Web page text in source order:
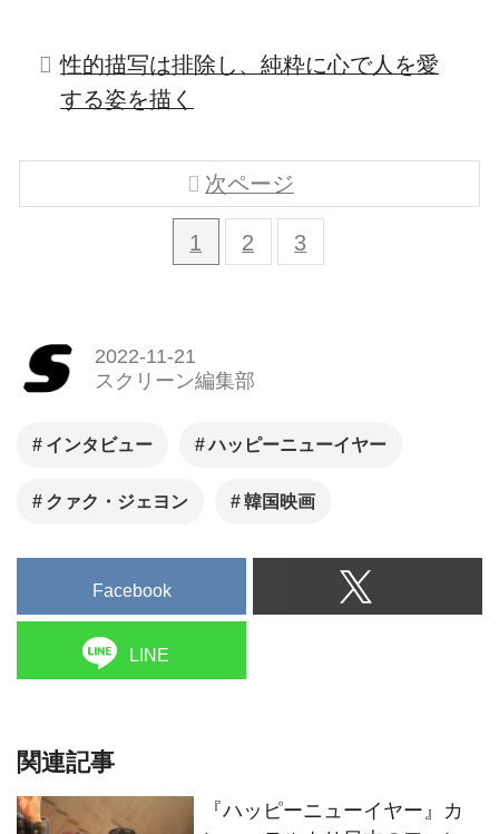
性的描写は排除し、純粋に心で人を愛
する姿を描く
1 2 3
次ページ
2022-11-21
スクリーン編集部
インタビュー ハッピーニューイヤー
クァク・ジェヨン 韓国映画
Facebook
LINE
関連記事
『ハッピーニューイヤー』カ